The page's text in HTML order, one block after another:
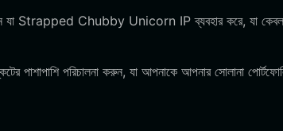
করুন যা Strapped Chubby Unicorn IP ব্যবহার করে, যা কেবল
পাশাপাশি পরিচালনা করুন, যা আপনাকে আপনার সোলানা